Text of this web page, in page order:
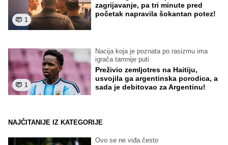
1
zagrijavanje, pa tri minute pred
početak napravila šokantan potez!
1
Nacija koja je poznata po rasizmu ima
igrača tamnije puti
Preživio zemljotres na Haitiju,
usvojila ga argentinska porodica, a
sada je debitovao za Argentinu!
NAJČITANIJE IZ KATEGORIJE
Ovo se ne viđa često